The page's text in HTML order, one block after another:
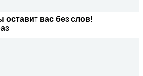
оставит вас без слов!